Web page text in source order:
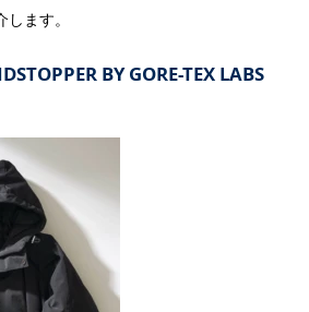
ます。
BY GORE-TEX LABS